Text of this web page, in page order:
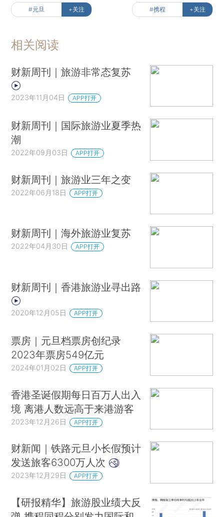
#元旦 +关注 #携程 +关注
相关阅读
财新周刊｜旅游非常态复苏
2023年11月04日 APP打开
财新周刊｜国际旅游业夏季热
潮
2022年09月03日 APP打开
财新周刊｜旅游业三年之变
2022年06月18日 APP打开
财新周刊｜海外旅游业复苏
2022年04月30日 APP打开
财新周刊｜香港旅游业寻出路
2020年12月05日 APP打开
票房｜元旦档票房创纪录
2023年票房549亿元
2024年01月02日 APP打开
香港圣诞假期每日百万人出入
境 离港人数远高于来港游客
2023年12月26日 APP打开
财新闻｜铁路元旦小长假预计
发送旅客6300万人次
2023年12月29日 APP打开
【研报精华】旅游股业绩大反